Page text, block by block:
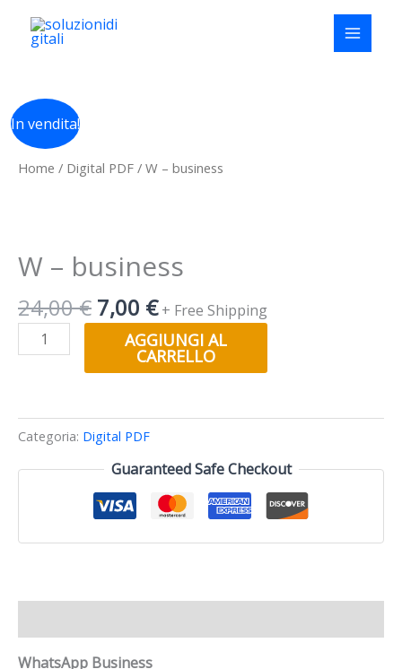
In vendita!
Home / Digital PDF / W – business
W – business
24,00€
originale
7,00 €
attuale
+ Free Shipping
W
-
business
AGGIUNGI AL
CARRELLO
Categoria: Digital PDF
Guaranteed Safe Checkout
WhatsApp Business